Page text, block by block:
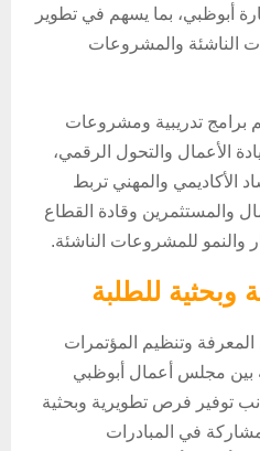
أبوظبي، بما يسهم في تطوير
الناشئة والمشروعات
برامج تدريبية ومشروعات
الأعمال والتحول الرقمي،
الأكاديمي والمهني تربط
والمستثمرين وقادة القطاع
والنمو للمشروعات الناشئة.
وبحثية للطلبة
المعرفة وتنظيم المؤتمرات
بين مجلس أعمال أبوظبي
توفير فرص تطويرية وبحثية
في المبادرات